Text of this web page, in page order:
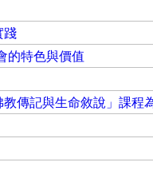
踐
的特色與價值
傳記與生命敘說」課程